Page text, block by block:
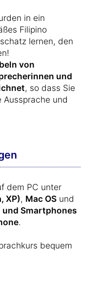
in ein
Filipino
lernen, den
von
und
, so dass Sie
Aussprache und
dem PC unter
XP), Mac OS und
Smartphones
.
bequem